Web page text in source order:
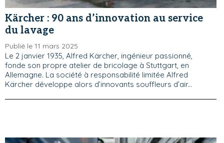
Kärcher : 90 ans d’innovation au service
du lavage
Publié le 11 mars 2025
Le 2 janvier 1935, Alfred Kärcher, ingénieur passionné,
fonde son propre atelier de bricolage à Stuttgart, en
Allemagne. La société à responsabilité limitée Alfred
Kärcher développe alors d’innovants souffleurs d’air...